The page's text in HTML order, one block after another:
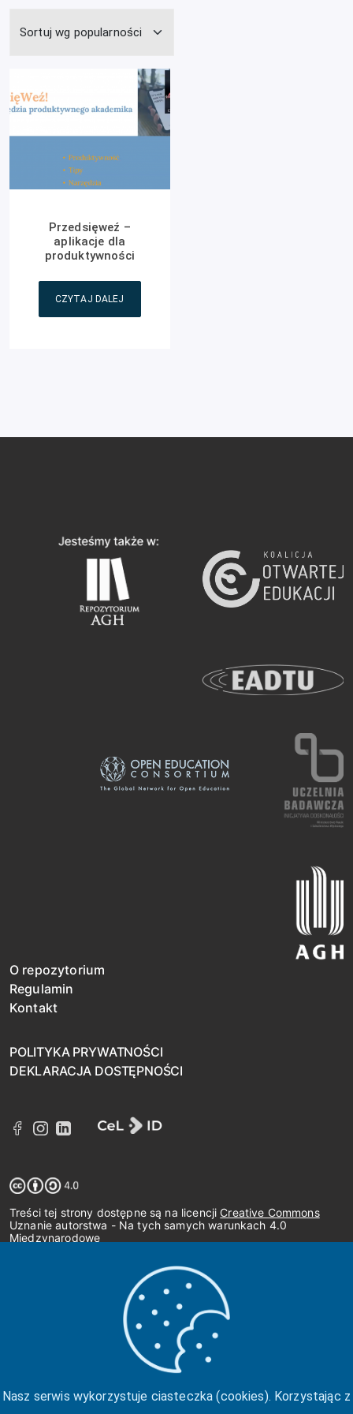
Przedsięweź –
aplikacje dla
produktywności
CZYTAJ DALEJ
O repozytorium
Regulamin
Kontakt
POLITYKA PRYWATNOŚCI
DEKLARACJA DOSTĘPNOŚCI
Treści tej strony dostępne są na licencji Creative Commons
Uznanie autorstwa - Na tych samych warunkach 4.0
Międzynarodowe
Nasz serwis wykorzystuje ciasteczka (cookies). Korzystając z